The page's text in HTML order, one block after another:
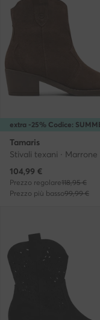
extra -25% Codice:
Tamaris
Prezzo attuale
104,99 €
Prezzo regolare118,95 €
Prezzo più basso99,99 €